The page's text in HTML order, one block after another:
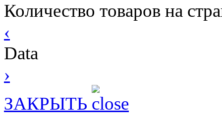
Количество товаров на
‹
Data
›
ЗАКРЫТЬ